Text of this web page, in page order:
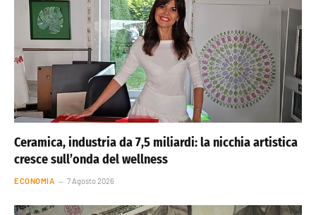
Ceramica, industria da 7,5 miliardi: la nicchia artistica
cresce sull’onda del wellness
ECONOMIA 7 Agosto 2026